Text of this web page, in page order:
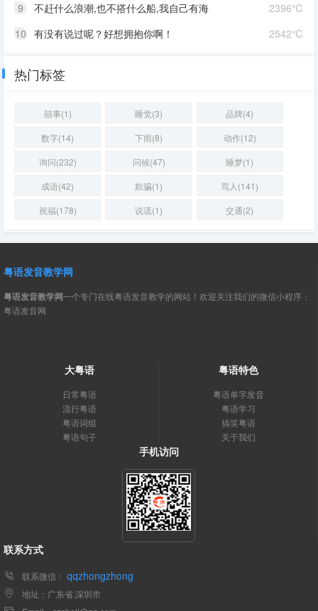
2396℃
9
不赶什么浪潮,也不搭什么船,我自己有海
2542℃
10 有没有说过呢？好想拥抱你啊！
热门标签
囍事(1) 睡觉(3)
品牌(4)
数字(14)
下雨(8)
动作(12)
询问(232)
问候(47)
睡梦(1)
成语(42)
欺骗(1)
骂人(141)
祝福(178)
说谎(1) 交通(2)
粤语发音教学网
粤语发音教学网一个专门在线粤语发音教学的网站！欢迎关注我们的微信小程序：
粤语发音网
大粤语
日常粤语
流行粤语
粤语词组
粤语句子
粤语特色
粤语单字发音
粤语学习
搞笑粤语
关于我们
手机访问
联系方式
联系微信： qqzhongzhong
地址：广东省.深圳市